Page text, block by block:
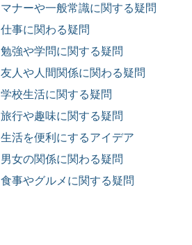
マナーや一般常識に関する疑問
仕事に関わる疑問
勉強や学問に関する疑問
友人や人間関係に関わる疑問
学校生活に関する疑問
旅行や趣味に関する疑問
生活を便利にするアイデア
男女の関係に関わる疑問
食事やグルメに関する疑問